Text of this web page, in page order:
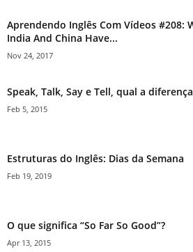
Aprendendo Inglês Com Vídeos #208:
India And China Have...
Nov 24, 2017
Speak, Talk, Say e Tell, qual a
Feb 5, 2015
Estruturas do Inglês: Dias da Semana
Feb 19, 2019
O que significa “So Far So Good”?
Apr 13, 2015